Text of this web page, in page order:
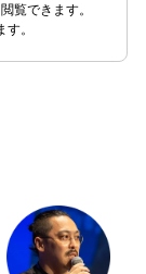
覧できます。
。